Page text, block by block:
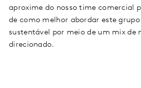
aproxime do nosso time comercial
de como melhor abordar este grupo
sustentável por meio de um mix de
direcionado.